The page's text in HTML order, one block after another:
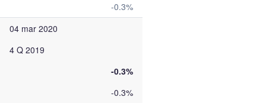
-0.3%
04 mar 2020
4 Q 2019
-0.3%
-0.3%